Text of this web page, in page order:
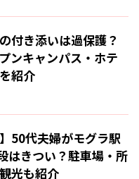
付き添いは過保護？
ンキャンパス・ホテ
紹介
50代夫婦がモグラ駅
はきつい？駐車場・所
光も紹介